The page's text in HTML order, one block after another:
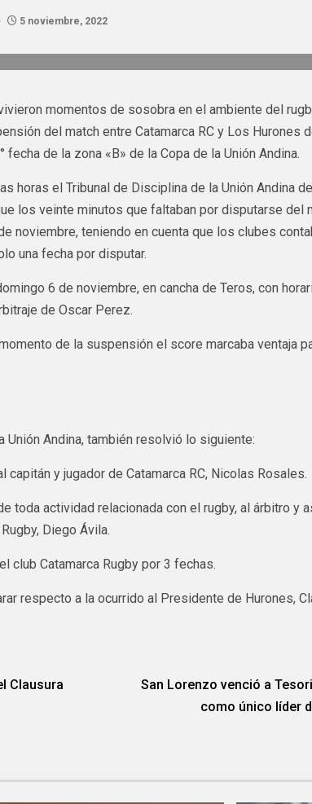
5 noviembre, 2022
momentos de sosobra en el ambiente del
del match entre Catamarca RC y Los Hurones
fecha de la zona «B» de la Copa de la Unión Andina.
horas el Tribunal de Disciplina de la Unión Andina
los veinte minutos que faltaban por disputarse del
noviembre, teniendo en cuenta que los clubes
una fecha por disputar.
6 de noviembre, en cancha de Teros, con
de Oscar Perez.
de la suspensión el score marcaba ventaja
Unión Andina, también resolvió lo siguiente:
capitán y jugador de Catamarca RC, Nicolas Rosales.
toda actividad relacionada con el rugby, al árbitro y
Diego Ávila.
club Catamarca Rugby por 3 fechas.
respecto a la ocurrido al Presidente de Hurones,
Clausura
San Lorenzo venció a
como único líder